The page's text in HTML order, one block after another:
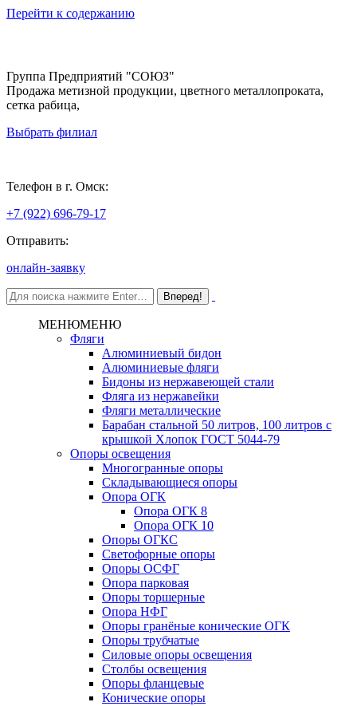
Перейти к содержанию
Группа Предприятий "СОЮЗ"
Продажа метизной продукции, цветного металлопроката,
сетка рабица,
Выбрать филиал
Телефон в г. Омск:
+7 (922) 696-79-17
Отправить:
онлайн-заявку
МЕНЮМЕНЮ
Фляги
Алюминиевый бидон
Алюминиевые фляги
Бидоны из нержавеющей стали
Фляга из нержавейки
Фляги металлические
Барабан стальной 50 литров, 100 литров с
крышкой Хлопок ГОСТ 5044-79
Опоры освещения
Многогранные опоры
Складывающиеся опоры
Опора ОГК
Опора ОГК 8
Опора ОГК 10
Опоры ОГКС
Светофорные опоры
Опоры ОСФГ
Опора парковая
Опоры торшерные
Опора НФГ
Опоры гранёные конические ОГК
Опоры трубчатые
Силовые опоры освещения
Столбы освещения
Опоры фланцевые
Конические опоры